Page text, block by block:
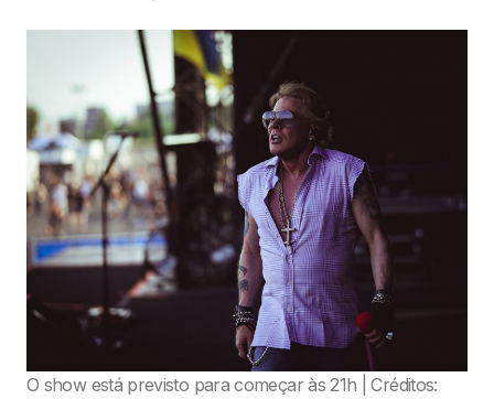
O show está previsto para começar às 21h | Créditos: